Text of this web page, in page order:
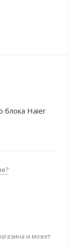
блока Haier
и может